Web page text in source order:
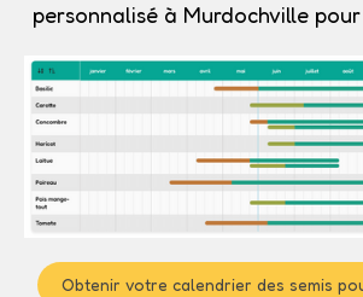
personnalisé à Murdochville
Obtenir votre calendrier des semis